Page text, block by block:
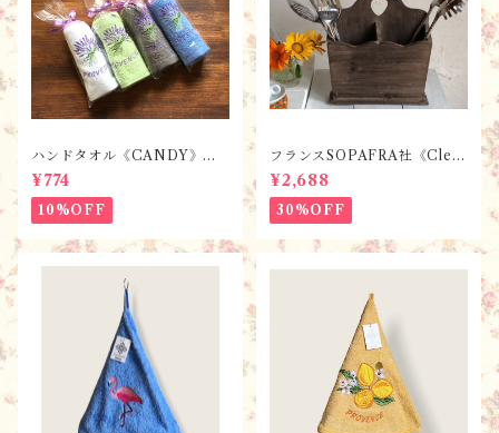
ハンドタオル《CANDY》ラ
ベンダー【全7色】 / フラン
スTisssus-Toselli社 フラン
スのお土産／プロヴァンス
¥774
10%OFF
フランスSOPAFRA社《Clem
entine Creation》 フレンチ
レトロ・シャビーなカトラリ
ーボックス
¥2,688
30%OFF